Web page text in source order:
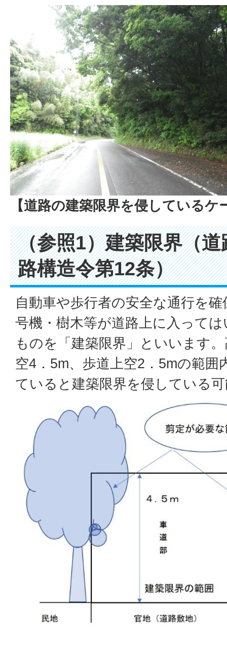
【道路の建築限界を侵しているケ
（参照1）建築限界（
路構造令第12条）
自動車や歩行者の安全な通行を
号機・樹木等が道路上に入って
ものを「建築限界」といいます
空4．5m、歩道上空2．5mの範囲
ていると建築限界を侵している